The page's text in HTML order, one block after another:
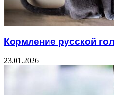
Кормление русской
23.01.2026